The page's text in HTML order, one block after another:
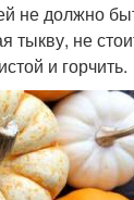
не должно
не
и горчить.